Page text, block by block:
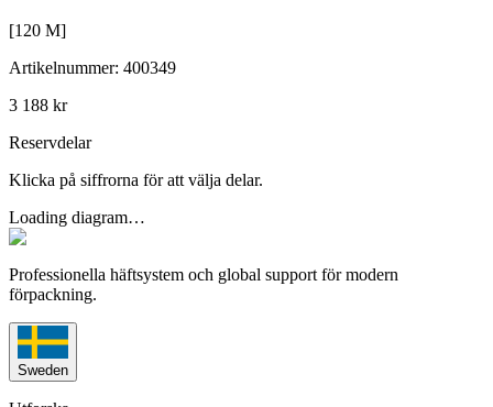
[120 M]
Artikelnummer: 400349
3 188 kr
Reservdelar
Klicka på siffrorna för att välja delar.
Loading diagram…
Professionella häftsystem och global support för modern
förpackning.
Sweden